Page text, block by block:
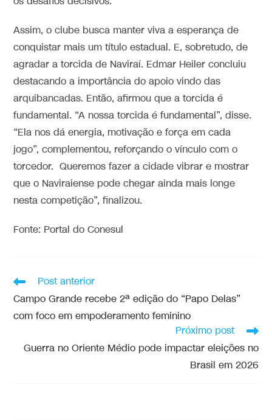
Assim, o clube busca manter viva a esperança de
conquistar mais um título estadual. E, sobretudo, de
agradar a torcida de Naviraí. Edmar Heiler concluiu
destacando a importância do apoio vindo das
arquibancadas. Então, afirmou que a torcida é
fundamental. “A nossa torcida é fundamental”, disse.
“Ela nos dá energia, motivação e força em cada
jogo”, complementou, reforçando o vínculo com o
torcedor. Queremos fazer a cidade vibrar e mostrar
que o Naviraiense pode chegar ainda mais longe
nesta competição”, finalizou.
Fonte: Portal do Conesul
Post anterior
Campo Grande recebe 2ª edição do “Papo Delas”
com foco em empoderamento feminino
Próximo post
Guerra no Oriente Médio pode impactar eleições no
Brasil em 2026